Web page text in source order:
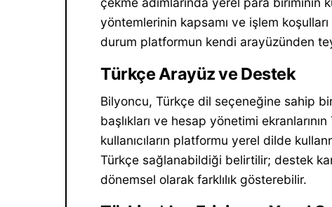
yöntemlerinin kapsamı ve işlem
durum platformun kendi arayüzünden
Türkçe Arayüz ve Destek
Bilyoncu, Türkçe dil seçeneğine sahip
başlıkları ve hesap yönetimi
kullanıcıların platformu yerel dilde
Türkçe sağlanabildiği belirtilir; destek
dönemsel olarak farklılık gösterebilir.